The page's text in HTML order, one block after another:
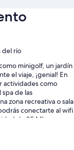
del río
minigolf, un jardín
el viaje, ¡genial! En
actividades como
de las
zona recreativa o sala
conectarte al wifi
de 25 Mbps o